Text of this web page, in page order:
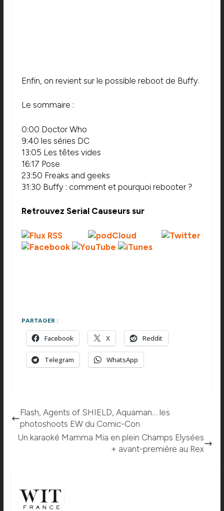
Enfin, on revient sur le possible reboot de Buffy.
Le sommaire :
0:00 Doctor Who
9:40 les séries DC
13:05 Les têtes vides
16:17 Pose
23:50 Freaks and geeks
31:30 Buffy : comment et pourquoi rebooter ?
Retrouvez Serial Causeurs sur
PARTAGER :
Facebook X Reddit
Telegram WhatsApp
Flash, Agents of SHIELD, Aquaman… les
photoshoots EW du Comic-Con
Un karaoké Mamma Mia en plein Champs Elysées
+ avant-première au Rex